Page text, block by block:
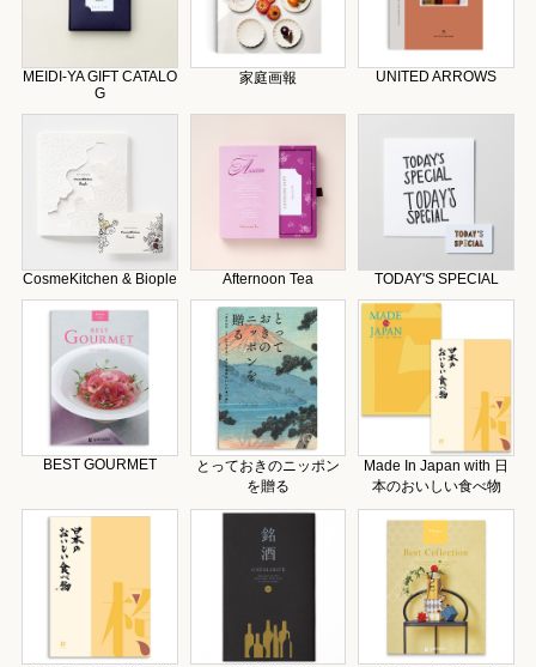
MEIDI-YA GIFT CATALO
G
家庭画報 UNITED ARROWS
CosmeKitchen & Biople Afternoon Tea TODAY'S SPECIAL
BEST GOURMET
とっておきのニッポン
を贈る
Made In Japan with 日
本のおいしい食べ物